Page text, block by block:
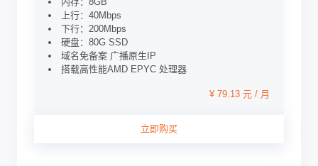
上行：40Mbps
下行：200Mbps
硬盘：80G SSD
域名免备案 广播原生IP
搭载高性能AMD EPYC 处理器
¥ 79.13 元 / 月
立即购买